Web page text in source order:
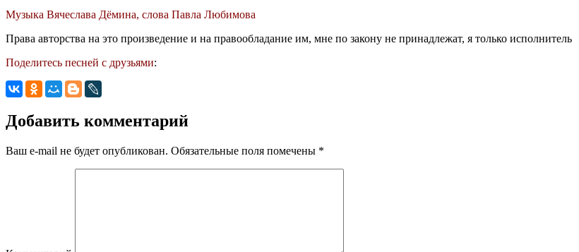
Музыка Вячеслава Дёмина, слова Павла Любимова
Права авторства на это произведение и на правообладание им, мне по закону не принадлежат, я только исполнитель
Поделитесь песней с друзьями:
Добавить комментарий
Ваш e-mail не будет опубликован. Обязательные поля помечены *